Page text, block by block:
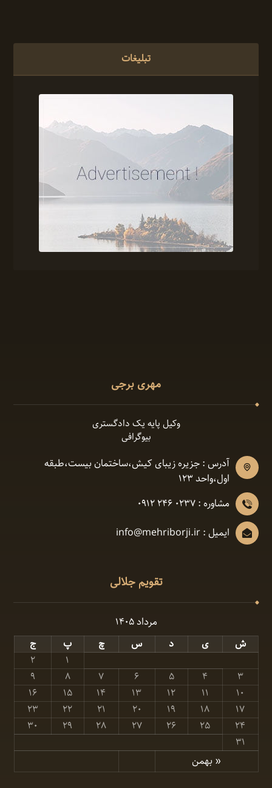
تبلیغات
مهری برجی
وکیل پایه یک دادگستری
بیوگرافی
آدرس : جزیره زیبای کیش،ساختمان بیست،طبقه
اول،واحد ١٢٣
مشاوره : 0237 246 0912
ایمیل : info@mehriborji.ir
تقویم جلالی
مرداد ۱۴۰۵
ش
ی د س چ پ ج
« بهمن
۱
۲
۳
۴ ۵ ۶ ۷ ۸
۹
۱۰
۱۱ ۱۲ ۱۳ ۱۴ ۱۵
۱۶
۱۷
۱۸ ۱۹ ۲۰ ۲۱ ۲۲
۲۳
۲۴
۲۵ ۲۶ ۲۷ ۲۸ ۲۹
۳۰
۳۱